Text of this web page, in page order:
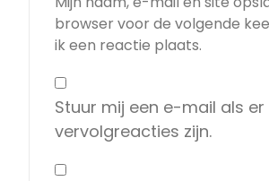
browser voor de volgende
ik een reactie plaats.
Stuur mij een e-mail als er
vervolgreacties zijn.